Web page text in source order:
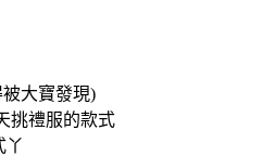
大寶發現)
挑禮服的款式
丫